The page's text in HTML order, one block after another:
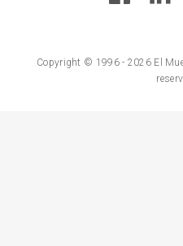
Copyright © 1996 - 2026 El